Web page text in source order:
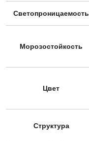
Светопроницаемость
Морозостойкость
Цвет
Структура